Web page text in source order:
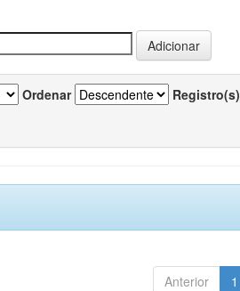
Ordenar Registro(s)
Anterior 1